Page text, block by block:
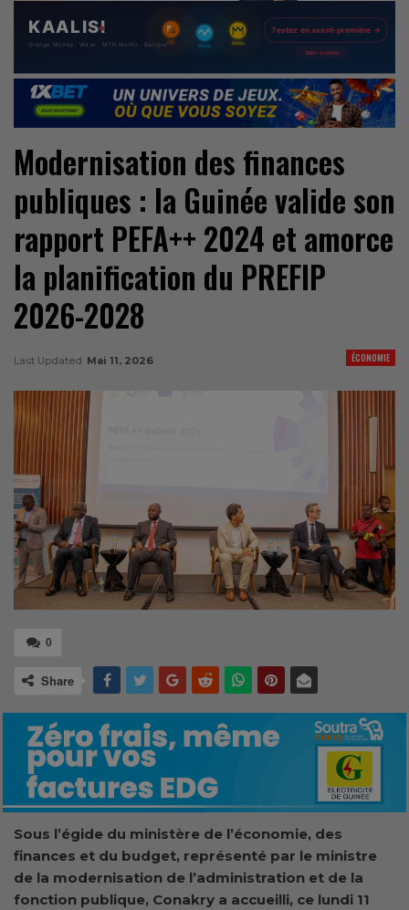
Modernisation des finances
publiques : la Guinée valide son
rapport PEFA++ 2024 et amorce
la planification du PREFIP
2026-2028
ÉCONOMIE
Last Updated Mai 11, 2026
0
Share
Sous l’égide du ministère de l’économie, des
finances et du budget, représenté par le ministre
de la modernisation de l’administration et de la
fonction publique, Conakry a accueilli, ce lundi 11